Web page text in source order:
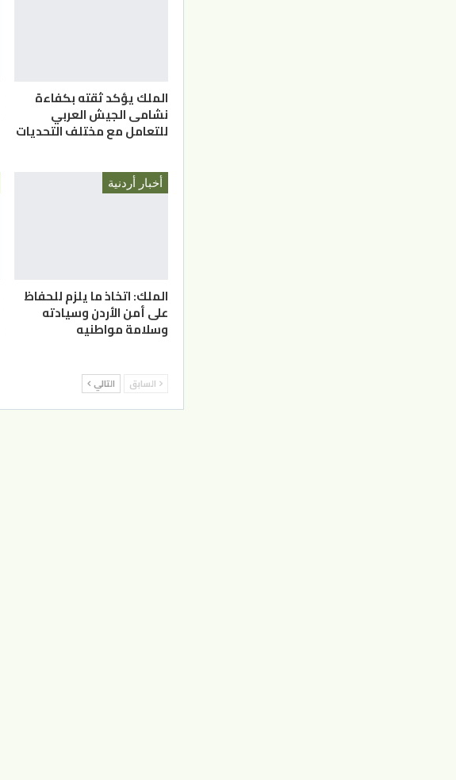
الملك يؤكد ثقته بكفاءة
نشامى الجيش العربي
للتعامل مع مختلف التحديات
أخبار أردنية
الملك: اتخاذ ما يلزم للحفاظ
على أمن الأردن وسيادته
وسلامة مواطنيه
السابق التالي